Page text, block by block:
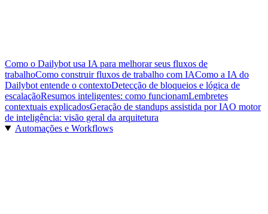
Como o Dailybot usa IA para melhorar seus fluxos de
trabalhoComo construir fluxos de trabalho com IAComo a IA do
Dailybot entende o contextoDetecção de bloqueios e lógica de
escalaçãoResumos inteligentes: como funcionamLembretes
contextuais explicadosGeração de standups assistida por IAO motor
de inteligência: visão geral da arquitetura
Automações e Workflows